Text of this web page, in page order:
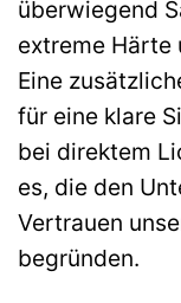
überwiegend
extreme Härte
Eine
für eine klare
bei direktem
es, die den
Vertrauen
begründen.